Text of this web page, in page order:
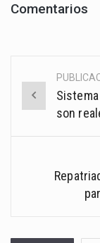
Comentarios
Post
son